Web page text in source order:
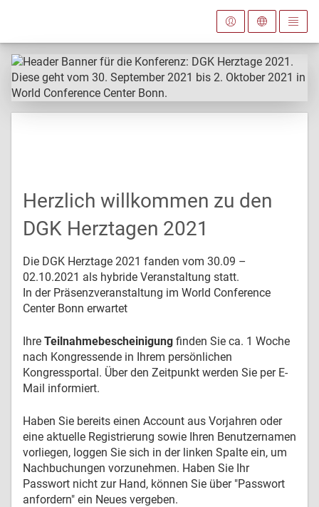
Herzlich willkommen zu den
DGK Herztagen 2021
Die DGK Herztage 2021 fanden vom 30.09 –
02.10.2021 als hybride Veranstaltung statt.
In der Präsenzveranstaltung im World Conference
Center Bonn erwartet
Ihre Teilnahmebescheinigung finden Sie ca. 1 Woche
nach Kongressende in Ihrem persönlichen
Kongressportal. Über den Zeitpunkt werden Sie per E-
Mail informiert.
Haben Sie bereits einen Account aus Vorjahren oder
eine aktuelle Registrierung sowie Ihren Benutzernamen
vorliegen, loggen Sie sich in der linken Spalte ein, um
Nachbuchungen vorzunehmen. Haben Sie Ihr
Passwort nicht zur Hand, können Sie über "Passwort
anfordern" ein Neues vergeben.